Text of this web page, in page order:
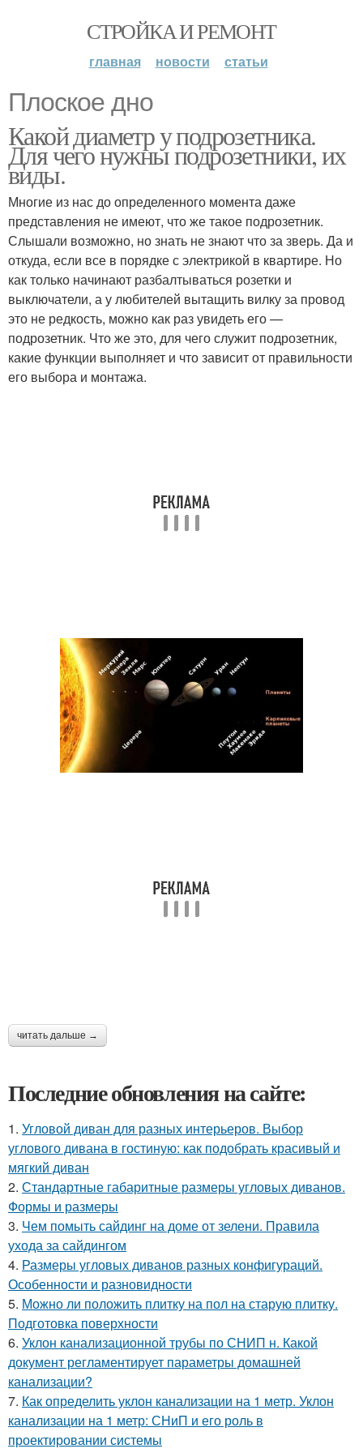
СТРОЙКА И РЕМОНТ
главная новости статьи
Плоское дно
Какой диаметр у подрозетника.
Для чего нужны подрозетники, их
виды.
Многие из нас до определенного момента даже
представления не имеют, что же такое подрозетник.
Слышали возможно, но знать не знают что за зверь. Да и
откуда, если все в порядке с электрикой в квартире. Но
как только начинают разбалтываться розетки и
выключатели, а у любителей вытащить вилку за провод
это не редкость, можно как раз увидеть его —
подрозетник. Что же это, для чего служит подрозетник,
какие функции выполняет и что зависит от правильности
его выбора и монтажа.
читать дальше →
Последние обновления на сайте:
1. Угловой диван для разных интерьеров. Выбор
углового дивана в гостиную: как подобрать красивый и
мягкий диван
2. Стандартные габаритные размеры угловых диванов.
Формы и размеры
3. Чем помыть сайдинг на доме от зелени. Правила
ухода за сайдингом
4. Размеры угловых диванов разных конфигураций.
Особенности и разновидности
5. Можно ли положить плитку на пол на старую плитку.
Подготовка поверхности
6. Уклон канализационной трубы по СНИП н. Какой
документ регламентирует параметры домашней
канализации?
7. Как определить уклон канализации на 1 метр. Уклон
канализации на 1 метр: СНиП и его роль в
проектировании системы